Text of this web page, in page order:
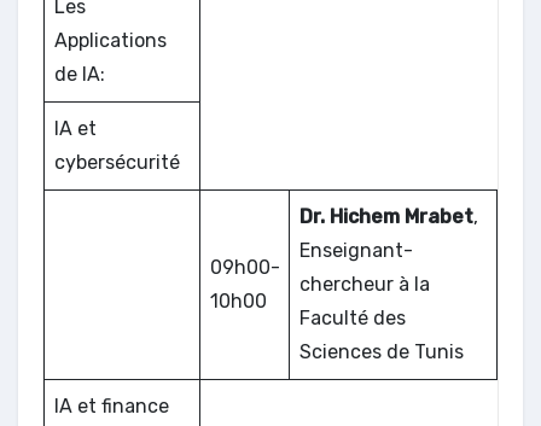
Les
Applications
de IA:
IA et
cybersécurité
09h00-
10h00
Dr. Hichem Mrabet,
Enseignant-
chercheur à la
Faculté des
Sciences de Tunis
IA et finance